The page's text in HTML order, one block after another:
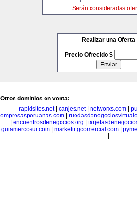
Serán consideradas
Realizar una Oferta
Precio Ofrecido $
Otros dominios en venta:
rapidsites.net| canjes.net| networxs.com
empresasperuanas.com
encuentrosdenegocios.org
guiamercosur.com| marketingcomercial.com|